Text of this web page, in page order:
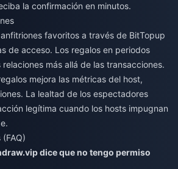
la confirmación en minutos.
favoritos a través de BitTopup
de acceso. Los regalos en periodos
más allá de las transacciones.
mejora las métricas del host,
La lealtad de los espectadores
legítima cuando los hosts impugnan
dice que no tengo permiso